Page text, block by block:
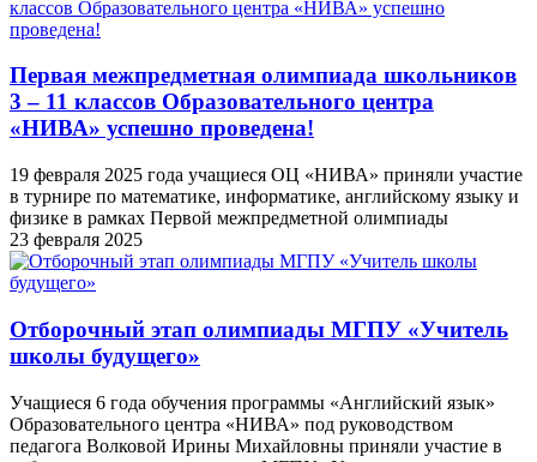
Первая межпредметная олимпиада школьников
3 – 11 классов Образовательного центра
«НИВА» успешно проведена!
19 февраля 2025 года учащиеся ОЦ «НИВА» приняли участие
в турнире по математике, информатике, английскому языку и
физике в рамках Первой межпредметной олимпиады
23 февраля 2025
Отборочный этап олимпиады МГПУ «Учитель
школы будущего»
Учащиеся 6 года обучения программы «Английский язык»
Образовательного центра «НИВА» под руководством
педагога Волковой Ирины Михайловны приняли участие в